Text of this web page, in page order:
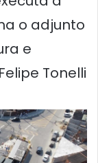
o adjunto
e
Tonelli